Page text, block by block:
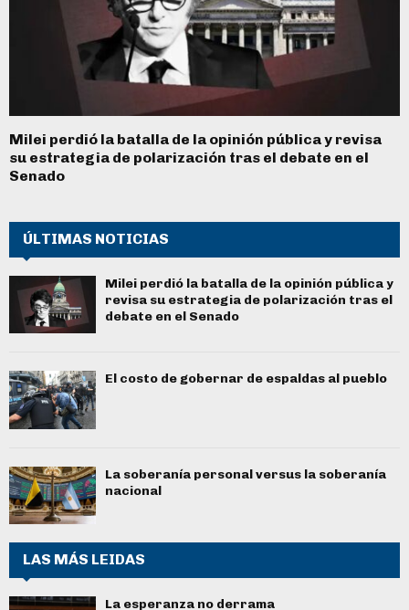
Milei perdió la batalla de la opinión pública y revisa
su estrategia de polarización tras el debate en el
Senado
ÚLTIMAS NOTICIAS
Milei perdió la batalla de la opinión pública y
revisa su estrategia de polarización tras el
debate en el Senado
El costo de gobernar de espaldas al pueblo
La soberanía personal versus la soberanía
nacional
LAS MÁS LEIDAS
La esperanza no derrama